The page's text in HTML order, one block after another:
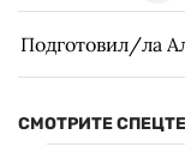
Подготовил/ла
СМОТРИТЕ